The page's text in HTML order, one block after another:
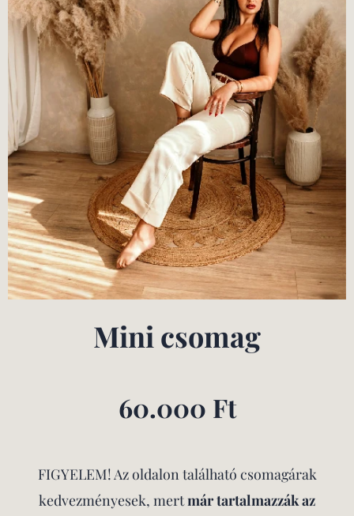
Mini csomag
60.000 Ft
FIGYELEM! Az oldalon található csomagárak
kedvezményesek, mertmár tartalmazzák az